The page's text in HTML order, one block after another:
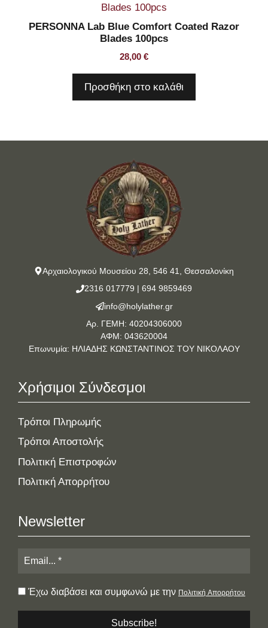
PERSONNA Lab Blue Comfort Coated Razor
Blades 100pcs
28,00 €
Προσθήκη στο καλάθι
Αρχαιολογικού Μουσείου 28, 546 41, Θεσσαλονίκη
2316 017779 | 694 9859469
info@holylather.gr
Αρ. ΓΕΜΗ: 40204306000
ΑΦΜ: 043620004
Επωνυμία: ΗΛΙΑΔΗΣ ΚΩΝΣΤΑΝΤΙΝΟΣ ΤΟΥ ΝΙΚΟΛΑΟΥ
Χρήσιμοι Σύνδεσμοι
Τρόποι Πληρωμής
Τρόποι Αποστολής
Πολιτική Επιστροφών
Πολιτική Απορρήτου
Newsletter
Έχω διαβάσει και συμφωνώ με την Πολιτική Απορρήτου